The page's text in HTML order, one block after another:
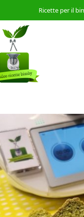
Ricette per il